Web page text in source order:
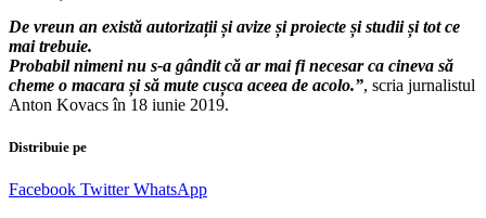
De vreun an există autorizații și avize și proiecte și studii și tot ce
mai trebuie.
Probabil nimeni nu s-a gândit că ar mai fi necesar ca cineva să
cheme o macara și să mute cușca aceea de acolo.”, scria jurnalistul
Anton Kovacs în 18 iunie 2019.
Distribuie pe
Facebook Twitter WhatsApp